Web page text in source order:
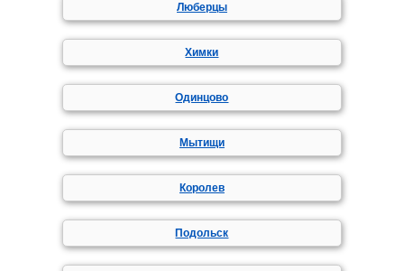
Люберцы
Химки
Одинцово
Мытищи
Королев
Подольск